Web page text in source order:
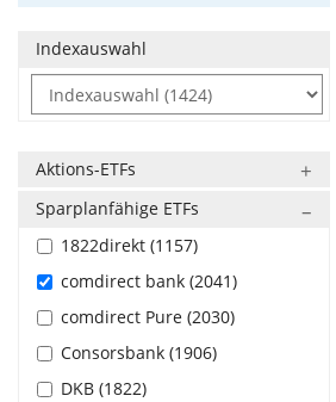
Indexauswahl
Aktions-ETFs
Sparplanfähige ETFs
1822direkt (1157)
comdirect bank (2041)
comdirect Pure (2030)
Consorsbank (1906)
DKB (1822)